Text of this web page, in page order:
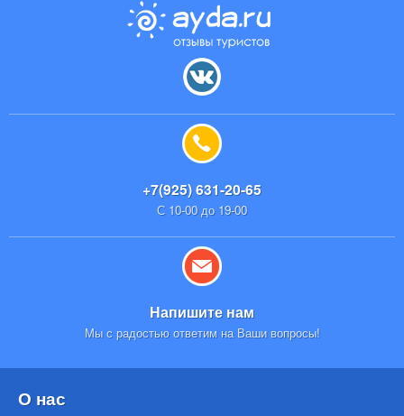
+7(925) 631-20-65
С 10-00 до 19-00
Напишите нам
Мы с радостью ответим на Ваши вопросы!
О нас